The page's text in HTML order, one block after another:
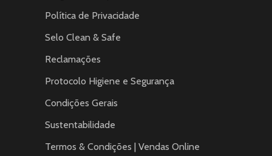
Política de Privacidade
Selo Clean & Safe
Reclamações
Protocolo Higiene e Segurança
Condições Gerais
Sustentabilidade
Termos & Condições | Vendas Online